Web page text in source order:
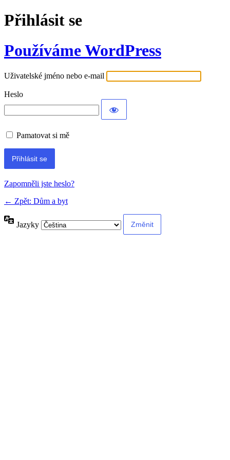
Přihlásit se
Používáme WordPress
Uživatelské jméno nebo e-mail
Heslo
Pamatovat si mě
Alternative:
Zapomněli jste heslo?
← Zpět: Dům a byt
Jazyky